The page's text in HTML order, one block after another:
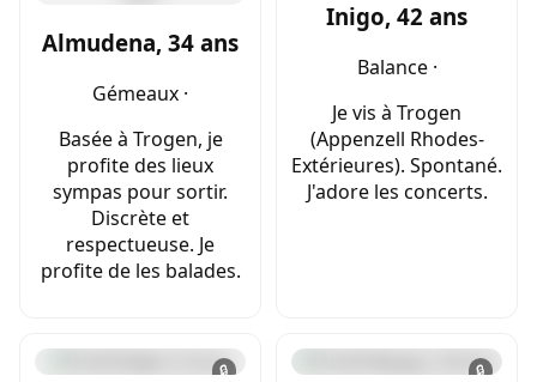
Almudena, 34 ans
Gémeaux ·
Basée à Trogen, je
profite des lieux
sympas pour sortir.
Discrète et
respectueuse. Je
profite de les balades.
Inigo, 42 ans
Balance ·
Je vis à Trogen
(Appenzell Rhodes-
Extérieures). Spontané.
J'adore les concerts.
🔒 🔒